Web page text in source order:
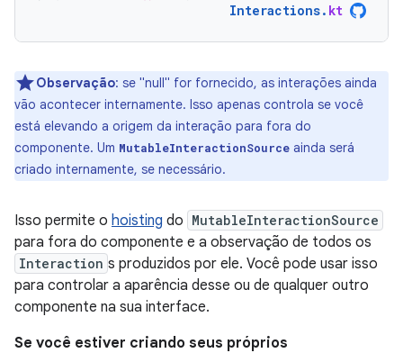
Interactions. kt
Observação: se "null" for fornecido, as interações ainda
vão acontecer internamente. Isso apenas controla se você
está elevando a origem da interação para fora do
componente. Um MutableInteractionSource ainda será
criado internamente, se necessário.
Isso permite o hoisting do MutableInteractionSource
para fora do componente e a observação de todos os
Interaction s produzidos por ele. Você pode usar isso
para controlar a aparência desse ou de qualquer outro
componente na sua interface.
Se você estiver criando seus próprios